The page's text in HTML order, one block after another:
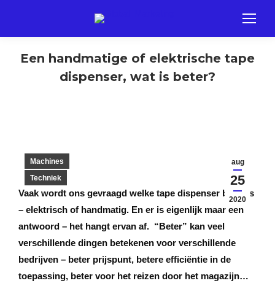
Een handmatige of elektrische tape
dispenser, wat is beter?
aug
25
2020
Machines
Techniek
Vaak wordt ons gevraagd welke tape dispenser beter is
– elektrisch of handmatig. En er is eigenlijk maar één
antwoord – het hangt ervan af. “Beter” kan veel
verschillende dingen betekenen voor verschillende
bedrijven – beter prijspunt, betere efficiëntie in de
toepassing, beter voor het reizen door het magazijn…